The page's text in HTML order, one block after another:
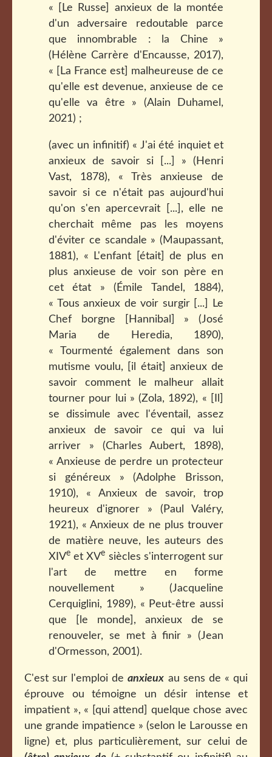
« [Le Russe] anxieux de la montée
d'un adversaire redoutable parce
que innombrable : la Chine »
(Hélène Carrère d'Encausse, 2017),
« [La France est] malheureuse de ce
qu'elle est devenue, anxieuse de ce
qu'elle va être » (Alain Duhamel,
2021) ;
(avec un infinitif) « J'ai été inquiet et
anxieux de savoir si [...] » (Henri
Vast, 1878), « Très anxieuse de
savoir si ce n'était pas aujourd'hui
qu'on s'en apercevrait [...], elle ne
cherchait même pas les moyens
d'éviter ce scandale » (Maupassant,
1881), « L'enfant [était] de plus en
plus anxieuse de voir son père en
cet état » (Émile Tandel, 1884),
« Tous anxieux de voir surgir [...] Le
Chef borgne [Hannibal] » (José
Maria de Heredia, 1890),
« Tourmenté également dans son
mutisme voulu, [il était] anxieux de
savoir comment le malheur allait
tourner pour lui » (Zola, 1892), « [Il]
se dissimule avec l'éventail, assez
anxieux de savoir ce qui va lui
arriver » (Charles Aubert, 1898),
« Anxieuse de perdre un protecteur
si généreux » (Adolphe Brisson,
1910), « Anxieux de savoir, trop
heureux d'ignorer » (Paul Valéry,
1921), « Anxieux de ne plus trouver
de matière neuve, les auteurs des
XIVe et XVe siècles s'interrogent sur
l'art de mettre en forme
nouvellement » (Jacqueline
Cerquiglini, 1989), « Peut-être aussi
que [le monde], anxieux de se
renouveler, se met à finir » (Jean
d'Ormesson, 2001).
C'est sur l'emploi deanxieux au sens de « qui
éprouve ou témoigne un désir intense et
impatient », « [qui attend] quelque chose avec
une grande impatience » (selon le Larousse en
ligne) et, plus particulièrement, sur celui de